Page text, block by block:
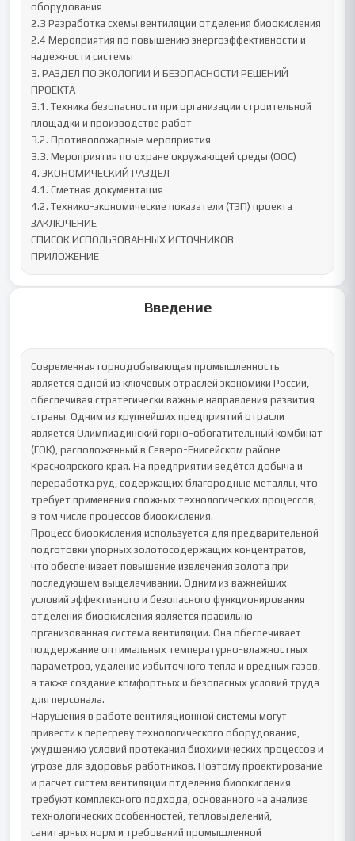
оборудования
2.3 Разработка схемы вентиляции отделения биоокисления
2.4 Мероприятия по повышению энергоэффективности и
надежности системы
3. РАЗДЕЛ ПО ЭКОЛОГИИ И БЕЗОПАСНОСТИ РЕШЕНИЙ
ПРОЕКТА
3.1. Техника безопасности при организации строительной
площадки и производстве работ
3.2. Противопожарные мероприятия
3.3. Мероприятия по охране окружающей среды (ООС)
4. ЭКОНОМИЧЕСКИЙ РАЗДЕЛ
4.1. Сметная документация
4.2. Технико-экономические показатели (ТЭП) проекта
ЗАКЛЮЧЕНИЕ
СПИСОК ИСПОЛЬЗОВАННЫХ ИСТОЧНИКОВ
ПРИЛОЖЕНИЕ
Введение
Современная горнодобывающая промышленность
является одной из ключевых отраслей экономики России,
обеспечивая стратегически важные направления развития
страны. Одним из крупнейших предприятий отрасли
является Олимпиадинский горно-обогатительный комбинат
(ГОК), расположенный в Северо-Енисейском районе
Красноярского края. На предприятии ведётся добыча и
переработка руд, содержащих благородные металлы, что
требует применения сложных технологических процессов,
в том числе процессов биоокисления.
Процесс биоокисления используется для предварительной
подготовки упорных золотосодержащих концентратов,
что обеспечивает повышение извлечения золота при
последующем выщелачивании. Одним из важнейших
условий эффективного и безопасного функционирования
отделения биоокисления является правильно
организованная система вентиляции. Она обеспечивает
поддержание оптимальных температурно-влажностных
параметров, удаление избыточного тепла и вредных газов,
а также создание комфортных и безопасных условий труда
для персонала.
Нарушения в работе вентиляционной системы могут
привести к перегреву технологического оборудования,
ухудшению условий протекания биохимических процессов и
угрозе для здоровья работников. Поэтому проектирование
и расчет систем вентиляции отделения биоокисления
требуют комплексного подхода, основанного на анализе
технологических особенностей, тепловыделений,
санитарных норм и требований промышленной